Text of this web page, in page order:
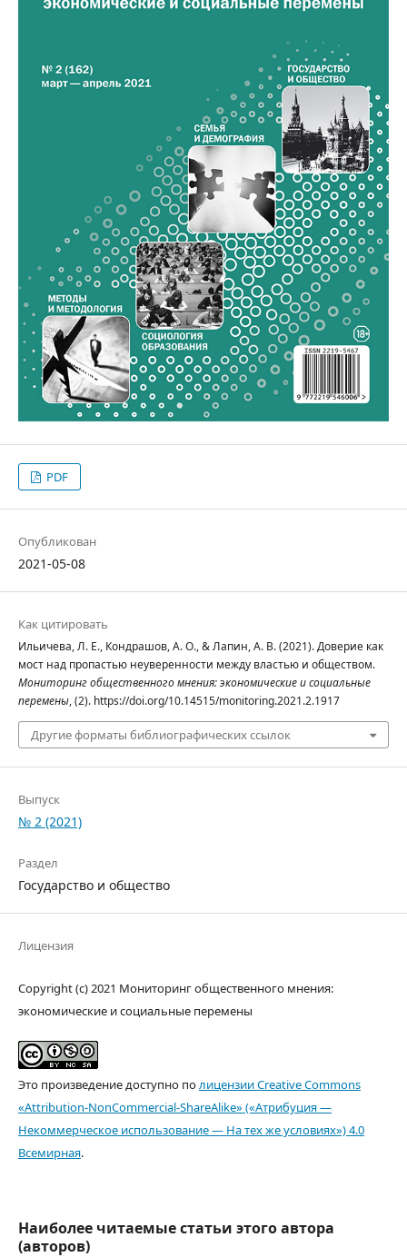
PDF
Опубликован
2021-05-08
Как цитировать
Ильичева, Л. Е., Кондрашов, А. О., & Лапин, А. В. (2021). Доверие как
мост над пропастью неуверенности между властью и обществом.
Мониторинг общественного мнения: экономические и социальные
перемены, (2). https://doi.org/10.14515/monitoring.2021.2.1917
Другие форматы библиографических ссылок
Выпуск
№ 2 (2021)
Раздел
Государство и общество
Лицензия
Copyright (c) 2021 Мониторинг общественного мнения:
экономические и социальные перемены
Это произведение доступно полицензии Creative Commons
«Attribution-NonCommercial-ShareAlike» («Атрибуция —
Некоммерческое использование — На тех же условиях») 4.0
Всемирная.
Наиболее читаемые статьи этого автора
(авторов)